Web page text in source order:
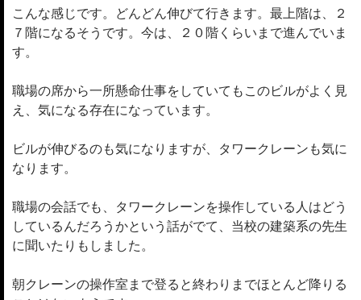
こんな感じです。どんどん伸びて行きます。最上階は、２
７階になるそうです。今は、２０階くらいまで進んでいま
す。
職場の席から一所懸命仕事をしていてもこのビルがよく見
え、気になる存在になっています。
ビルが伸びるのも気になりますが、タワークレーンも気に
なります。
職場の会話でも、タワークレーンを操作している人はどう
しているんだろうかという話がでて、当校の建築系の先生
に聞いたりもしました。
朝クレーンの操作室まで登ると終わりまでほとんど降りる